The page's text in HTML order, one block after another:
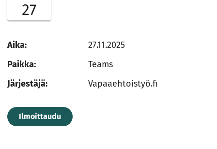
27
Aika:
27.11.2025
Paikka:
Teams
Järjestäjä:
Vapaaehtoistyö.fi
Ilmoittaudu